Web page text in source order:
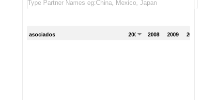
asociados 2007 2008 2009 2010